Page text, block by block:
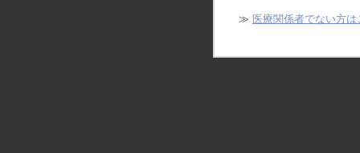
≫ 医療関係者でない方は